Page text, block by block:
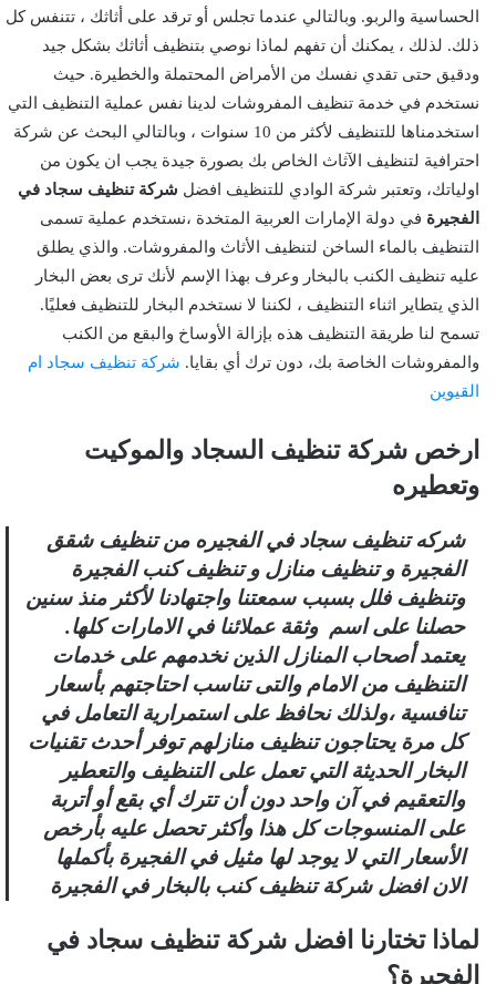
الحساسية والربو. وبالتالي عندما تجلس أو ترقد على أثاثك ، تتنفس كل
ذلك. لذلك ، يمكنك أن تفهم لماذا نوصي بتنظيف أثاثك بشكل جيد
ودقيق حتى تقدي نفسك من الأمراض المحتملة والخطيرة. حيث
نستخدم في خدمة تنظيف المفروشات لدينا نفس عملية التنظيف التي
استخدمناها للتنظيف لأكثر من 10 سنوات ، وبالتالي البحث عن شركة
احترافية لتنظيف الآثاث الخاص بك بصورة جيدة يجب ان يكون من
اولياتك، وتعتبر شركة الوادي للتنظيف افضل شركة تنظيف سجاد في
الفجيرة في دولة الإمارات العربية المتخدة ،نستخدم عملية تسمى
التنظيف بالماء الساخن لتنظيف الأثاث والمفروشات. والذي يطلق
عليه تنظيف الكنب بالبخار وعرف بهذا الإسم لأنك ترى بعض البخار
الذي يتطاير اثناء التنظيف ، لكننا لا نستخدم البخار للتنظيف فعليًا.
تسمح لنا طريقة التنظيف هذه بإزالة الأوساخ والبقع من الكنب
والمفروشات الخاصة بك، دون ترك أي بقايا. شركة تنظيف سجاد ام
القيوين
ارخص شركة تنظيف السجاد والموكيت
وتعطيره
شركه تنظيف سجاد في الفجيره من تنظيف شقق
الفجيرة و تنظيف منازل و تنظيف كنب الفجيرة
وتنظيف فلل بسبب سمعتنا واجتهادنا لأكثر منذ سنين
حصلنا على اسم وثقة عملائنا في الامارات كلها.
يعتمد أصحاب المنازل الذين نخدمهم على خدمات
التنظيف من الامام والتى تناسب احتاجتهم بأسعار
تنافسية ،ولذلك نحافظ على استمرارية التعامل في
كل مرة يحتاجون تنظيف منازلهم توفر أحدث تقنيات
البخار الحديثة التي تعمل على التنظيف والتعطير
والتعقيم في آن واحد دون أن تترك أي بقع أو أتربة
على المنسوجات كل هذا وأكثر تحصل عليه بأرخص
الأسعار التي لا يوجد لها مثيل في الفجيرة بأكملها
الان افضل شركة تنظيف كنب بالبخار في الفجيرة
لماذا تختارنا افضل شركة تنظيف سجاد في
الفجيرة؟